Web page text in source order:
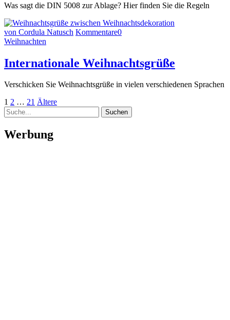
Was sagt die DIN 5008 zur Ablage? Hier finden Sie die Regeln
von Cordula Natusch Kommentare0
Weihnachten
Internationale Weihnachtsgrüße
Verschicken Sie Weihnachtsgrüße in vielen verschiedenen Sprachen
Seitennummerierung
der
Beiträge
Seite
1 Seite
2 … Seite
21 ÄltereÄltere
Suche
Werbung